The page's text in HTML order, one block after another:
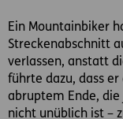
Ein Mountainbiker
Streckenabschnitt
verlassen, anstatt
führte dazu, dass
abruptem Ende,
nicht unüblich ist –